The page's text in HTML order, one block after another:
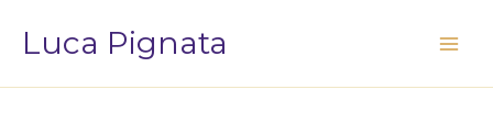
contenuto
Luca Pignata